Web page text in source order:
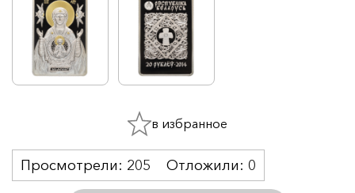
Просмотрели: 205 Отложили: 0
в избранное